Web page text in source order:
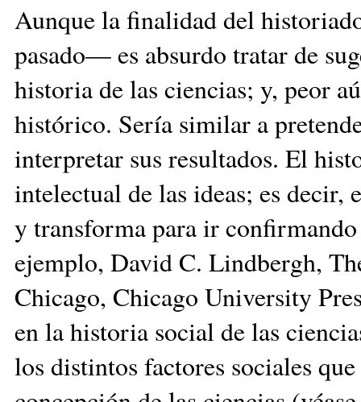
Aunque la finalidad del
pasado— es absurdo tratar de
historia de las ciencias; y, peor
histórico. Sería similar a
interpretar sus resultados. El
intelectual de las ideas; es decir,
y transforma para ir
ejemplo, David C. Lindbergh,
Chicago, Chicago University
en la historia social de las
los distintos factores sociales